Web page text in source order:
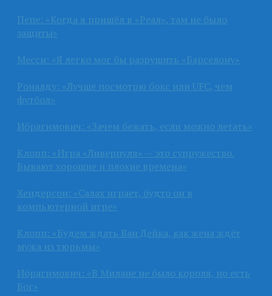
Пепе: «Когда я пришёл в «Реал», там не было
защиты»
Месси: «Я легко мог бы разрушить «Барселону»
Роналду: «Лучше посмотрю бокс или UFC, чем
футбол»
Ибрагимович: «Зачем бежать, если можно летать»
Клопп: «Игра «Ливерпуля» — это супружество.
Бывают хорошие и плохие времена»
Хендерсон: «Салах играет, будто он в
компьютерной игре»
Клопп: «Будем ждать Ван Дейка, как жена ждёт
мужа из тюрьмы»
Ибрагимович: «В Милане не было короля, но есть
Бог»